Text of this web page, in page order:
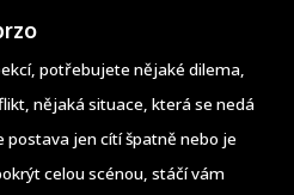
potřebujete nějaké dilema,
nějaká situace, která se nedá
postava jen cítí špatně nebo je
celou scénou, stáčí vám